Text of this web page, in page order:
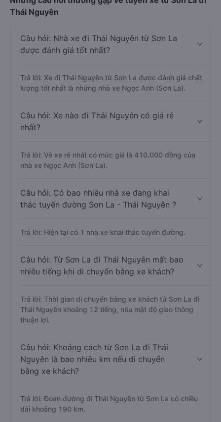
Thái Nguyên
Câu hỏi: Nhà xe đi Thái Nguyên từ Sơn La
được đánh giá tốt nhất?
Trả lời: Xe đi Thái Nguyên từ Sơn La được đánh giá chất
lượng tốt nhất là những nhà xe Ngọc Anh (Sơn La).
Câu hỏi: Xe nào đi Thái Nguyên có giá rẻ
nhất?
Trả lời: Vé xe rẻ nhất có mức giá là 410.000 đồng của
nhà xe Ngọc Anh (Sơn La).
Câu hỏi: Có bao nhiêu nhà xe đang khai
thác tuyến đường Sơn La - Thái Nguyên ?
Trả lời: Hiện tại có 1 nhà xe khai thác tuyến đường.
Câu hỏi: Từ Sơn La đi Thái Nguyên mất bao
nhiêu tiếng khi di chuyển bằng xe khách?
Trả lời: Thời gian di chuyển bằng xe khách từ Sơn La đi
Thái Nguyên khoảng 12 tiếng, nếu mật độ giao thông
thuận lợi.
Câu hỏi: Khoảng cách từ Sơn La đi Thái
Nguyên là bao nhiêu km nếu di chuyển
bằng xe khách?
Trả lời: Đoạn đường đi Thái Nguyên từ Sơn La có chiều
dài khoảng 190 km.